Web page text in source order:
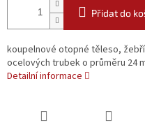
Přidat do
koupelnové otopné těleso,
ocelových trubek o průměru 24
Detailní informace